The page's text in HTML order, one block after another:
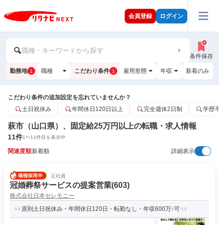
会員登録 ログイン
職種・キーワードから探す
条件保存
勤務地 1 職種 こだわり条件 1 雇用形態 年収 新着のみ
こだわり条件の追加設定を忘れていませんか？
土日祝休み
年間休日120日以上 完全週休2日制 学歴
萩市（山口県）、固定給25万円以上の転職・求人情報
11件1〜11件目を表示中
関連度順新着順 詳細表示
正社員
冠婚葬祭サービスの提案営業(603)
株式会社日本セレモニー
原則土日祝休み・年間休日120日・転勤なし・年収600万↑可